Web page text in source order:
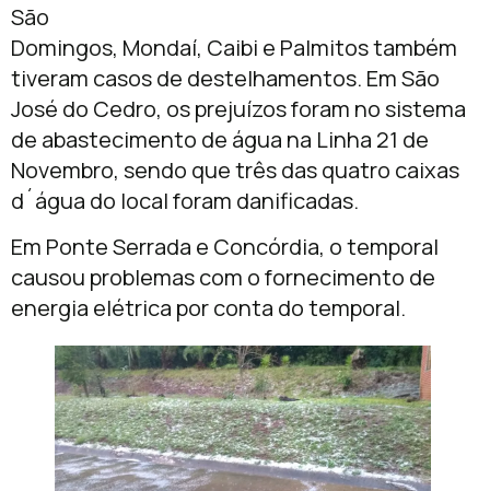
São
Domingos, Mondaí, Caibi e Palmitos também
tiveram casos de destelhamentos. Em São
José do Cedro, os prejuízos foram no sistema
de abastecimento de água na Linha 21 de
Novembro, sendo que três das quatro caixas
d´água do local foram danificadas.
Em Ponte Serrada e Concórdia, o temporal
causou problemas com o fornecimento de
energia elétrica por conta do temporal.